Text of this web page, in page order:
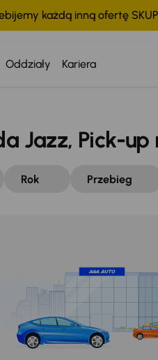
każdą inną ofertę
Oddziały Kariera
Jazz, Pick-
Rok Przebieg